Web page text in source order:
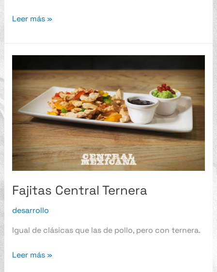
Leer más »
Fajitas Central Ternera
desarrollo
Igual de clásicas que las de pollo, pero con ternera.
Central
Leer más »